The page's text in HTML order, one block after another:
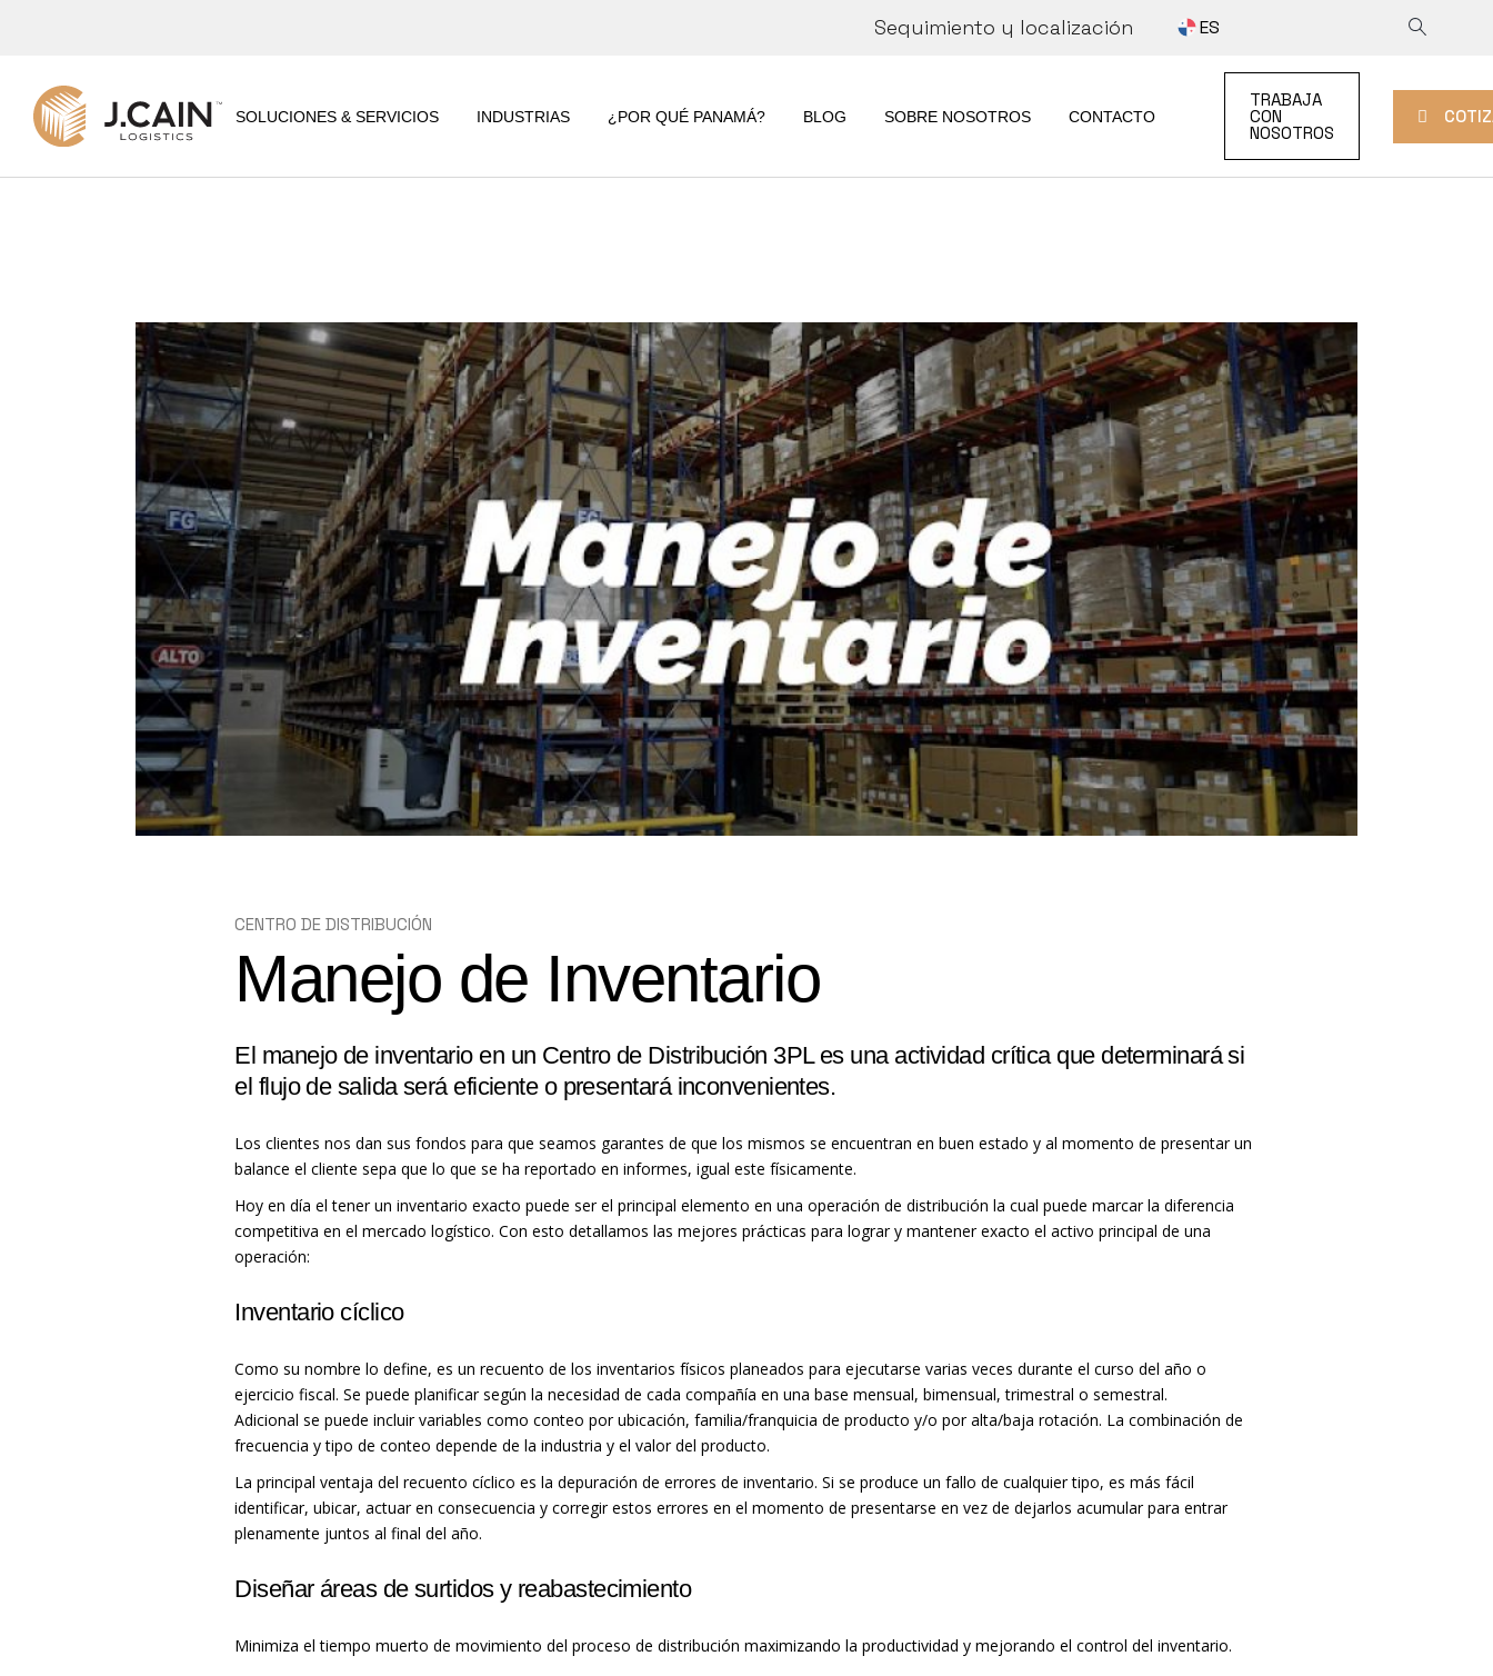
Seguimiento y localización ES
SOLUCIONES & SERVICIOS
4PL LOGÍSTICA DE
TORRE DE CONTROL
VALORES AGREGADOS
SOLUCIONES TI
CENTRO DE COMERCIO
ELECTRÓNICO
INDUSTRIAS ¿POR QUÉ PANAMÁ? BLOG SOBRE NOSOTROS CONTACTO
TRABAJA
CON
NOSOTROS
REGIONAL
CENTRO DE COMERCIO
ELECTRÓNICO
CONSULTORÍA
LOGÍSTICA
TRABAJA CON
CENTRO DE DISTRIBUCIÓN
Manejo de Inventario
El manejo de inventario en un Centro de Distribución 3PL es una actividad crítica que determinará si
el flujo de salida será eficiente o presentará inconvenientes.
Los clientes nos dan sus fondos para que seamos garantes de que los mismos se encuentran en buen estado y al momento de presentar un
balance el cliente sepa que lo que se ha reportado en informes, igual este físicamente.
Hoy en día el tener un inventario exacto puede ser el principal elemento en una operación de distribución la cual puede marcar la diferencia
competitiva en el mercado logístico. Con esto detallamos las mejores prácticas para lograr y mantener exacto el activo principal de una
operación:
Inventario cíclico
Como su nombre lo define, es un recuento de los inventarios físicos planeados para ejecutarse varias veces durante el curso del año o
ejercicio fiscal. Se puede planificar según la necesidad de cada compañía en una base mensual, bimensual, trimestral o semestral.
Adicional se puede incluir variables como conteo por ubicación, familia/franquicia de producto y/o por alta/baja rotación. La combinación de
frecuencia y tipo de conteo depende de la industria y el valor del producto.
La principal ventaja del recuento cíclico es la depuración de errores de inventario. Si se produce un fallo de cualquier tipo, es más fácil
identificar, ubicar, actuar en consecuencia y corregir estos errores en el momento de presentarse en vez de dejarlos acumular para entrar
plenamente juntos al final del año.
Diseñar áreas de surtidos y reabastecimiento
Minimiza el tiempo muerto de movimiento del proceso de distribución maximizando la productividad y mejorando el control del inventario.